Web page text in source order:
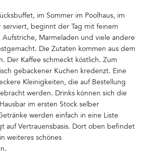
im Sommer im Poolhaus, im
serviert, beginnt der Tag mit feinem
Aufstriche, Marmeladen und viele andere
Die Zutaten kommen aus dem
Der Kaffee schmeckt köstlich. Zum
gebackener Kuchen kredenzt. Eine
Kleinigkeiten, die auf Bestellung
werden. Drinks können sich die
im ersten Stock selber
werden einfach in eine Liste
auf Vertrauensbasis. Dort oben befindet
weiteres schönes